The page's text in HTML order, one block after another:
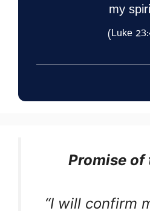
my
(Luke
Promise of
“I will confirm